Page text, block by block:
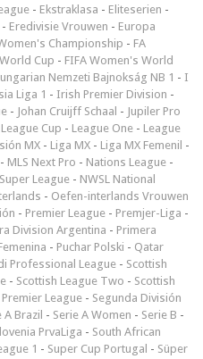
- Ekstraklasa - Eliteserien -
- Eredivisie Vrouwen - Europa
Championship - FA
Cup - FIFA Women's World
Nemzeti Bajnokság NB 1 - I
Liga 1 - Irish Premier Division -
- Johan Cruijff Schaal - Jupiler Pro
League Cup - League One - League
MX - Liga MX - Liga MX Femenil -
- MLS Next Pro - Nations League -
League - NWSL National
- Oefen-interlands Vrouwen
- Premier League - Premjer-Liga -
Division Argentina - Primera
- Puchar Polski - Qatar
Professional League - Scottish
- Scottish League Two - Scottish
League - Segunda División
A Brazil - Serie A Women - Serie B -
PrvaLiga - South African
1 - Super Cup Portugal - Süper